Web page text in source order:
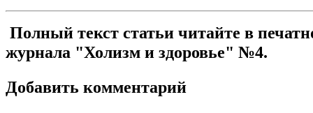
Полный текст статьи читайте в
журнала "Холизм и здоровье" №4.
Добавить комментарий